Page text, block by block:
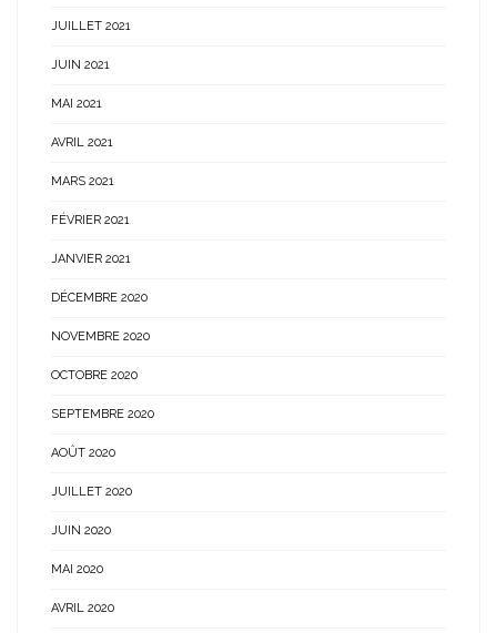
JUILLET 2021
JUIN 2021
MAI 2021
AVRIL 2021
MARS 2021
FÉVRIER 2021
JANVIER 2021
DÉCEMBRE 2020
NOVEMBRE 2020
OCTOBRE 2020
SEPTEMBRE 2020
AOÛT 2020
JUILLET 2020
JUIN 2020
MAI 2020
AVRIL 2020